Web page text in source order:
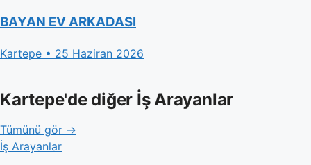
BAYAN EV ARKADASI
Kartepe • 25 Haziran 2026
Kartepe'de diğer İş Arayanlar
Tümünü gör →
İş Arayanlar